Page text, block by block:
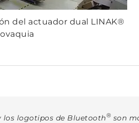
del actuador dual LINAK®
logotipos de Bluetooth® son